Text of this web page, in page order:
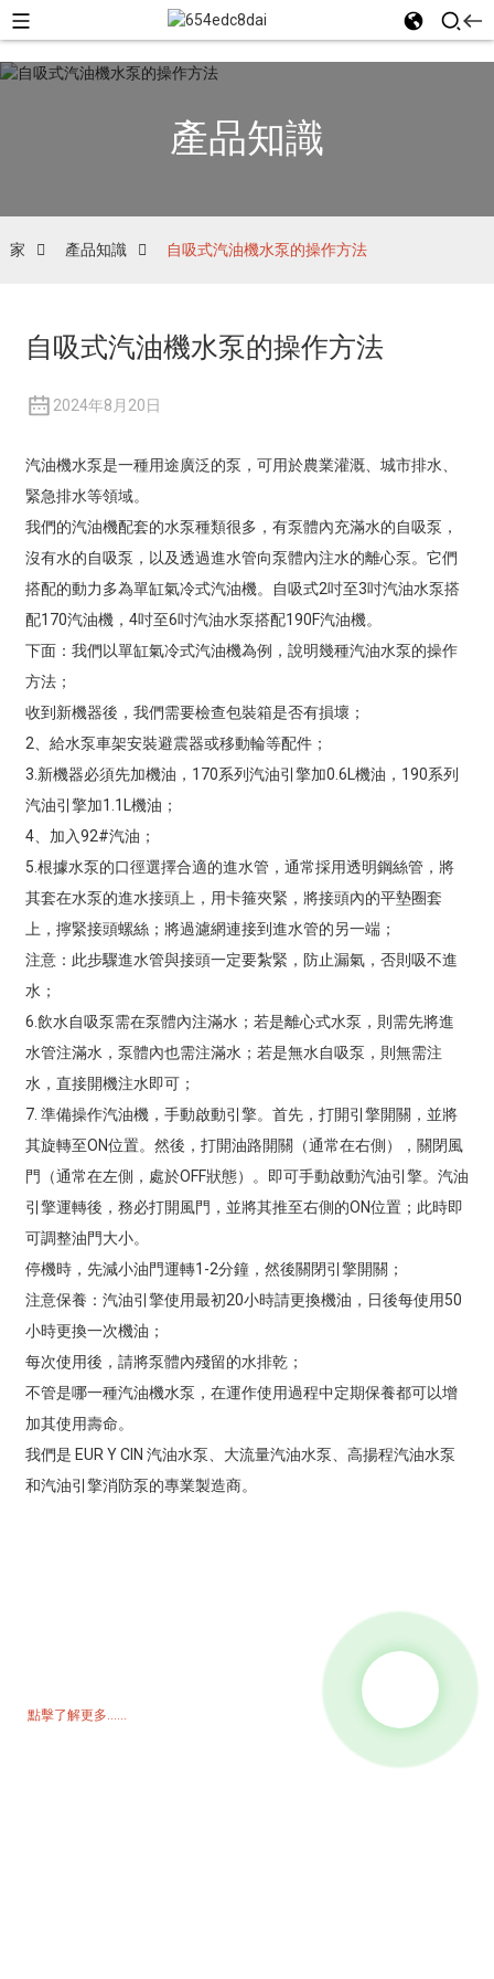
產品知識
家 產品知識 自吸式汽油機水泵的操作方法
自吸式汽油機水泵的操作方法
2024年8月20日
汽油機水泵是一種用途廣泛的泵，可用於農業灌溉、城市排水、
緊急排水等領域。
我們的汽油機配套的水泵種類很多，有泵體內充滿水的自吸泵，
沒有水的自吸泵，以及透過進水管向泵體內注水的離心泵。它們
搭配的動力多為單缸氣冷式汽油機。自吸式2吋至3吋汽油水泵搭
配170汽油機，4吋至6吋汽油水泵搭配190F汽油機。
下面：我們以單缸氣冷式汽油機為例，說明幾種汽油水泵的操作
方法；
收到新機器後，我們需要檢查包裝箱是否有損壞；
2、給水泵車架安裝避震器或移動輪等配件；
3.新機器必須先加機油，170系列汽油引擎加0.6L機油，190系列
汽油引擎加1.1L機油；
4、加入92#汽油；
5.根據水泵的口徑選擇合適的進水管，通常採用透明鋼絲管，將
其套在水泵的進水接頭上，用卡箍夾緊，將接頭內的平墊圈套
上，擰緊接頭螺絲；將過濾網連接到進水管的另一端；
注意：此步驟進水管與接頭一定要紮緊，防止漏氣，否則吸不進
水；
6.飲水自吸泵需在泵體內注滿水；若是離心式水泵，則需先將進
水管注滿水，泵體內也需注滿水；若是無水自吸泵，則無需注
水，直接開機注水即可；
7. 準備操作汽油機，手動啟動引擎。首先，打開引擎開關，並將
其旋轉至ON位置。然後，打開油路開關（通常在右側），關閉風
門（通常在左側，處於OFF狀態）。即可手動啟動汽油引擎。汽油
引擎運轉後，務必打開風門，並將其推至右側的ON位置；此時即
可調整油門大小。
停機時，先減小油門運轉1-2分鐘，然後關閉引擎開關；
注意保養：汽油引擎使用最初20小時請更換機油，日後每使用50
小時更換一次機油；
每次使用後，請將泵體內殘留的水排乾；
不管是哪一種汽油機水泵，在運作使用過程中定期保養都可以增
加其使用壽命。
我們是 EUR Y CIN 汽油水泵、大流量汽油水泵、高揚程汽油水泵
和汽油引擎消防泵的專業製造商。
如需了解我們的產品或價格表，請留下您的電子郵件，我們將在 24 小
點擊了解更多......